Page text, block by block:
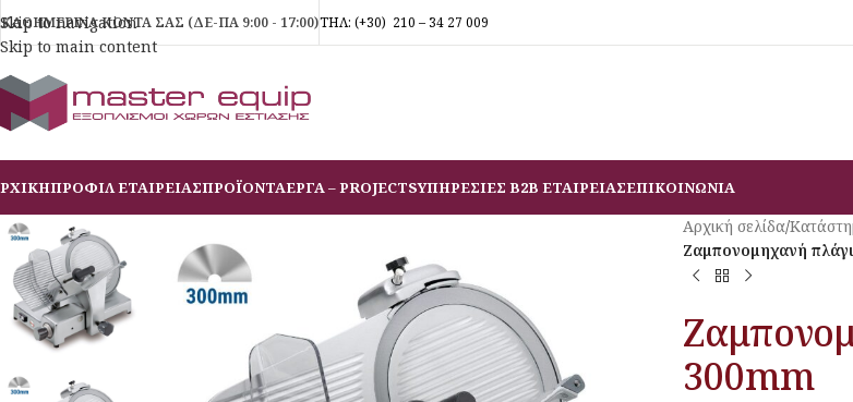
Skip to navigation
Skip to main content
ΚΑΘΗΜΕΡΙΝΑ ΚΟΝΤΑ ΣΑΣ (ΔΕ-ΠΑ 9:00 - 17:00)ΤΗΛ: (+30) 210 – 34 27 009
ΠΡΟΦΙΛ ΕΤΑΙΡΕΙΑΣΠΡΟΪΟΝΤΑΕΡΓΑ – PROJECTSΥΠΗΡΕΣΙΕΣ B2B ΕΤΑΙΡΕΙΑΣΕΠΙΚΟΙΝΩΝΙΑ
Αρχική σελίδα/
Ζαμπονομηχανή
300mm